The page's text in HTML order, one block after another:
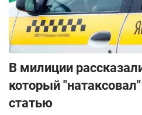
В милиции
который
статью